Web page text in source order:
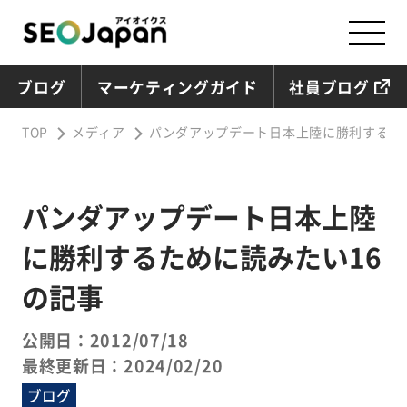
ブログ マーケティングガイド 社員ブログ
TOP メディア パンダアップデート日本上陸に勝利する
パンダアップデート日本上陸
に勝利するために読みたい16
の記事
公開日：2012/07/18
最終更新日：2024/02/20
ブログ